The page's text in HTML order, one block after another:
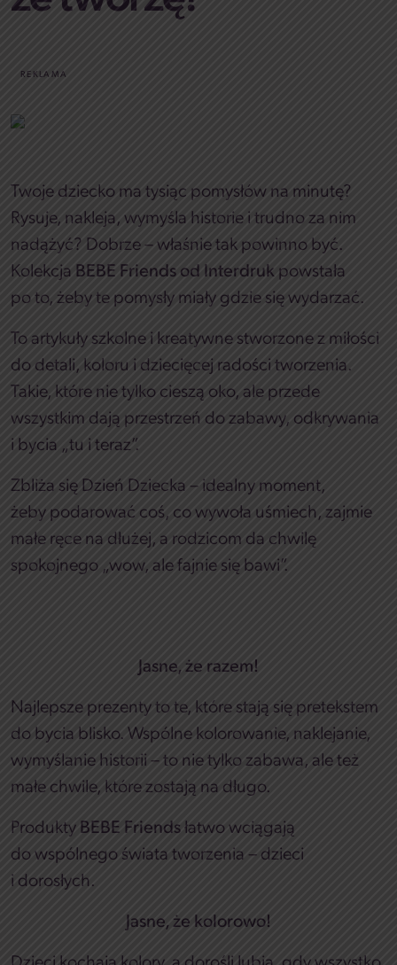
REKLAMA
Twoje dziecko ma tysiąc pomysłów na minutę?
Rysuje, nakleja, wymyśla historie i trudno za nim
nadążyć? Dobrze – właśnie tak powinno być.
Kolekcja BEBE Friends od Interdruk powstała
po to, żeby te pomysły miały gdzie się wydarzać.
To artykuły szkolne i kreatywne stworzone z miłości
do detali, koloru i dziecięcej radości tworzenia.
Takie, które nie tylko cieszą oko, ale przede
wszystkim dają przestrzeń do zabawy, odkrywania
i bycia „tu i teraz”.
Zbliża się Dzień Dziecka – idealny moment,
żeby podarować coś, co wywoła uśmiech, zajmie
małe ręce na dłużej, a rodzicom da chwilę
spokojnego „wow, ale fajnie się bawi”.
Jasne, że razem!
Najlepsze prezenty to te, które stają się pretekstem
do bycia blisko. Wspólne kolorowanie, naklejanie,
wymyślanie historii – to nie tylko zabawa, ale też
małe chwile, które zostają na długo.
Produkty BEBE Friends łatwo wciągają
do wspólnego świata tworzenia – dzieci
i dorosłych.
Jasne, że kolorowo!